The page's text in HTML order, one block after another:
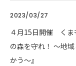
2023/03/27
４月15日開催 くま
の森を守れ！ 〜地
かう〜』